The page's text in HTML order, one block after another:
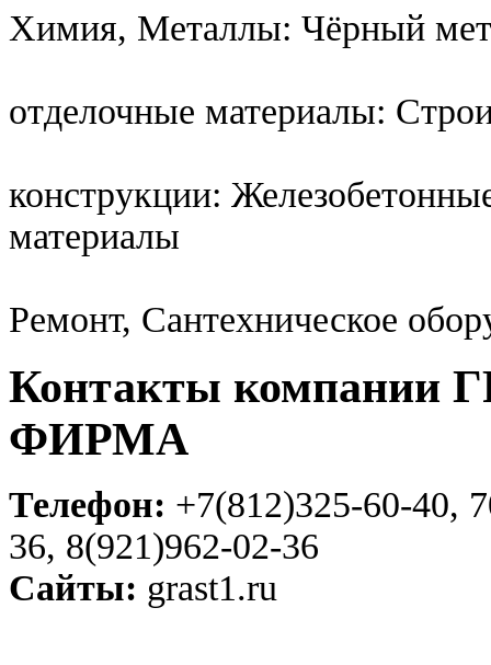
Химия, Металлы: Чёрный
отделочные материалы:
конструкции:
материалы
Ремонт, Сантехническое
Контакты
ФИРМА
Телефон: +7(812)325-60-40,
36, 8(921)962-02-36
Сайты: grast1.ru